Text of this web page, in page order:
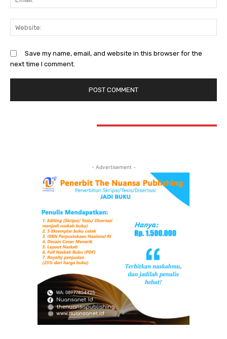
Save my name, email, and website in this browser for the
next time I comment.
- Advertisement -